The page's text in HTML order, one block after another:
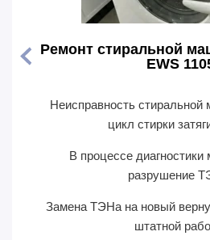
Ремонт стиральной
EWS
Неисправность
цикл стирки
В процессе
разрушение
Замена ТЭНа на новый
штатной